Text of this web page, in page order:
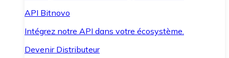
API Bitnovo
Intégrez notre API dans votre écosystème.
Devenir Distributeur